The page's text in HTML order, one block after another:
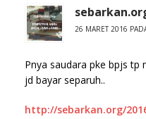
26 MARET 2016
Pnya saudara pke bpjs tp
jd bayar separuh..
http://sebarkan.org/